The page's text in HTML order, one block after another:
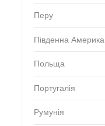
Перу
Південна Америка
Польща
Португалія
Румунія